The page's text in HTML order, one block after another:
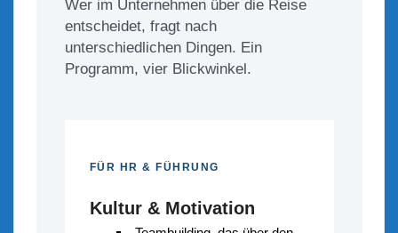
Wer im Unternehmen über die Reise
entscheidet, fragt nach
unterschiedlichen Dingen. Ein
Programm, vier Blickwinkel.
FÜR HR & FÜHRUNG
Kultur & Motivation